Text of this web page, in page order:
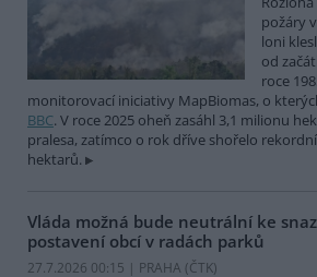
požáry
loni
od
roce
monitorovací iniciativy MapBiomas, o
BBC. V roce 2025 oheň zasáhl 3,1 milionu
pralesa, zatímco o rok dříve shořelo
hektarů.
Vláda možná bude neutrální ke
postavení obcí v radách parků
27.7.2026 00:15 | PRAHA (ČTK)